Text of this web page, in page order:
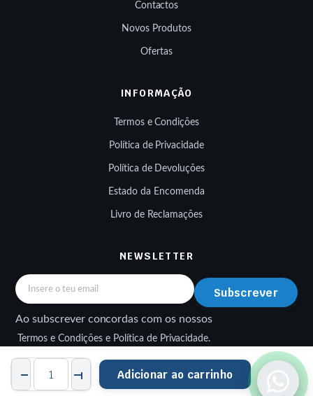
Kit
reparação
Adicionar ao carrinho
Contactos
Novos Produtos
Ofertas
INFORMAÇÃO
Termos e Condições
Política de Privacidade
Política de Devoluções
Estado da Encomenda
Livro de Reclamações
NEWSLETTER
Subscrever
Ao subscrever concordas com os nossos
Termos e Condições e Política de Privacidade.